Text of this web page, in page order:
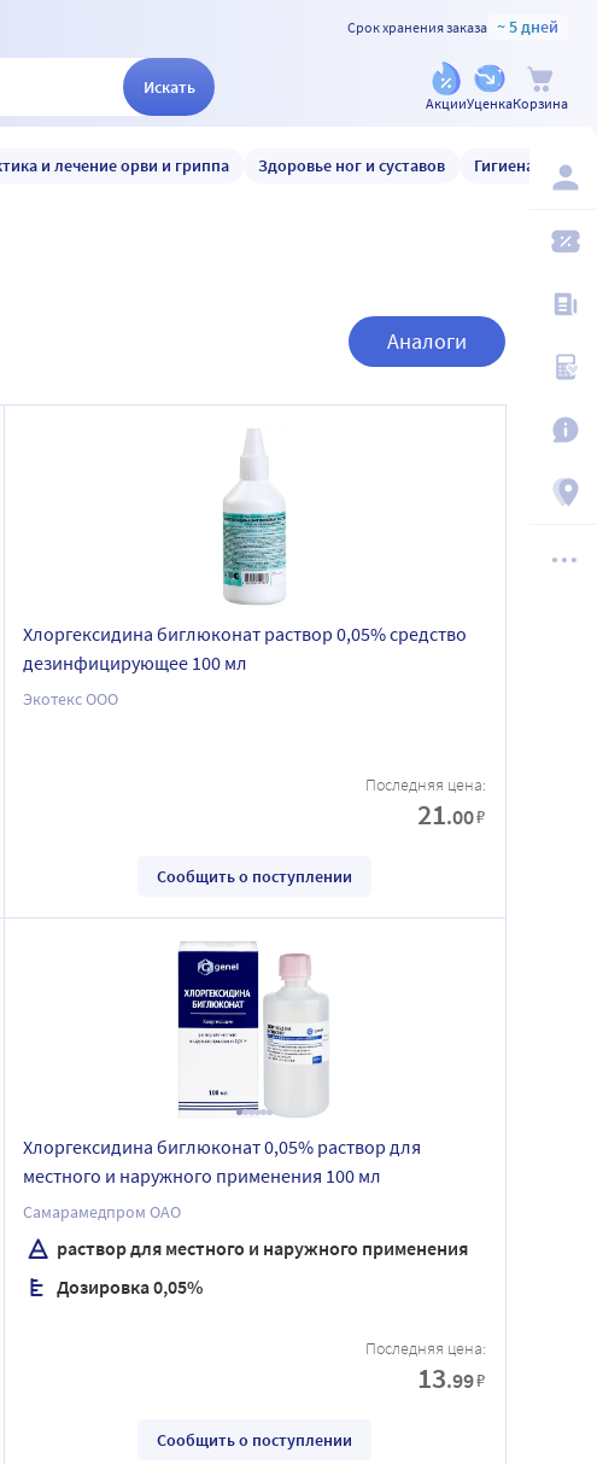
Срок хранения заказа ~ 5 дней
Искать
АкцииУценкаКорзина
и лечение орви и гриппа Здоровье ног и суставов Гигиена и уход
Аналоги
Хлоргексидина биглюконат раствор 0,05% средство
дезинфицирующее 100 мл
Экотекс ООО
Последняя цена:
21.00₽
Сообщить о поступлении
Хлоргексидина биглюконат 0,05% раствор для
местного и наружного применения 100 мл
Самарамедпром ОАО
раствор для местного и наружного применения
Дозировка 0,05%
Последняя цена:
13.99₽
Сообщить о поступлении